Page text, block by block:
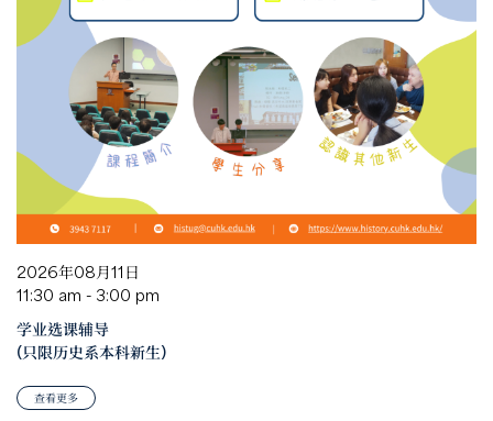
2026年08月11日
11:30 am - 3:00 pm
学业选课辅导
(只限历史系本科新生)
查看更多